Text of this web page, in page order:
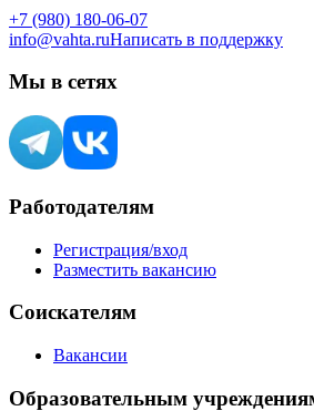
+7 (980) 180-06-07
info@vahta.ruНаписать в поддержку
Мы в сетях
Работодателям
Регистрация/вход
Разместить вакансию
Соискателям
Вакансии
Образовательным